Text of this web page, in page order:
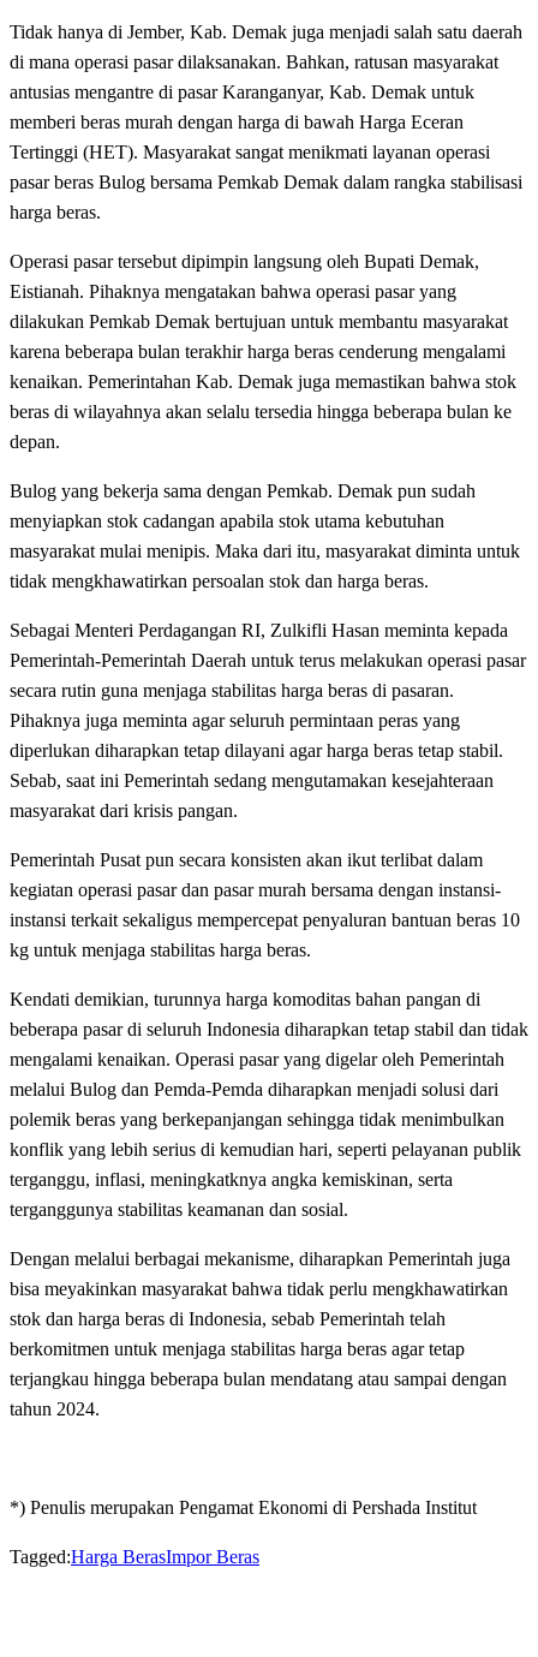
Tidak hanya di Jember, Kab. Demak juga menjadi salah satu daerah
di mana operasi pasar dilaksanakan. Bahkan, ratusan masyarakat
antusias mengantre di pasar Karanganyar, Kab. Demak untuk
memberi beras murah dengan harga di bawah Harga Eceran
Tertinggi (HET). Masyarakat sangat menikmati layanan operasi
pasar beras Bulog bersama Pemkab Demak dalam rangka stabilisasi
harga beras.
Operasi pasar tersebut dipimpin langsung oleh Bupati Demak,
Eistianah. Pihaknya mengatakan bahwa operasi pasar yang
dilakukan Pemkab Demak bertujuan untuk membantu masyarakat
karena beberapa bulan terakhir harga beras cenderung mengalami
kenaikan. Pemerintahan Kab. Demak juga memastikan bahwa stok
beras di wilayahnya akan selalu tersedia hingga beberapa bulan ke
depan.
Bulog yang bekerja sama dengan Pemkab. Demak pun sudah
menyiapkan stok cadangan apabila stok utama kebutuhan
masyarakat mulai menipis. Maka dari itu, masyarakat diminta untuk
tidak mengkhawatirkan persoalan stok dan harga beras.
Sebagai Menteri Perdagangan RI, Zulkifli Hasan meminta kepada
Pemerintah-Pemerintah Daerah untuk terus melakukan operasi pasar
secara rutin guna menjaga stabilitas harga beras di pasaran.
Pihaknya juga meminta agar seluruh permintaan peras yang
diperlukan diharapkan tetap dilayani agar harga beras tetap stabil.
Sebab, saat ini Pemerintah sedang mengutamakan kesejahteraan
masyarakat dari krisis pangan.
Pemerintah Pusat pun secara konsisten akan ikut terlibat dalam
kegiatan operasi pasar dan pasar murah bersama dengan instansi-
instansi terkait sekaligus mempercepat penyaluran bantuan beras 10
kg untuk menjaga stabilitas harga beras.
Kendati demikian, turunnya harga komoditas bahan pangan di
beberapa pasar di seluruh Indonesia diharapkan tetap stabil dan tidak
mengalami kenaikan. Operasi pasar yang digelar oleh Pemerintah
melalui Bulog dan Pemda-Pemda diharapkan menjadi solusi dari
polemik beras yang berkepanjangan sehingga tidak menimbulkan
konflik yang lebih serius di kemudian hari, seperti pelayanan publik
terganggu, inflasi, meningkatknya angka kemiskinan, serta
terganggunya stabilitas keamanan dan sosial.
Dengan melalui berbagai mekanisme, diharapkan Pemerintah juga
bisa meyakinkan masyarakat bahwa tidak perlu mengkhawatirkan
stok dan harga beras di Indonesia, sebab Pemerintah telah
berkomitmen untuk menjaga stabilitas harga beras agar tetap
terjangkau hingga beberapa bulan mendatang atau sampai dengan
tahun 2024.
*) Penulis merupakan Pengamat Ekonomi di Pershada Institut
Tagged:Harga BerasImpor Beras